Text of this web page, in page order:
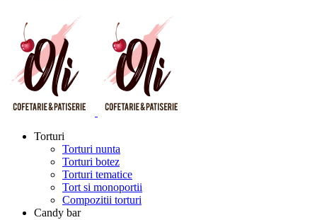
Torturi
Torturi nunta
Torturi botez
Torturi tematice
Tort si monoportii
Compozitii torturi
Candy bar